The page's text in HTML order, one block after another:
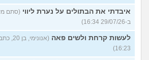
איבדתי את הבתולים על נערת ליווי
ב-29/07/26 16:34)
לעשות קרחת ולשים פאה
16:23)